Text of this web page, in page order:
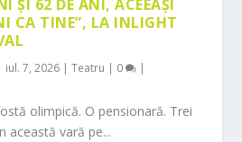
ȘI 62 DE ANI, ACEEAȘI
CA TINE”, LA INLIGHT
iul. 7, 2026 |Teatru | 0 |
olimpică. O pensionară. Trei
această vară pe...